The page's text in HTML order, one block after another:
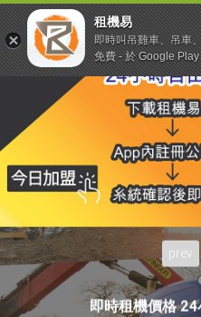
prev
即時租機價格
租機易
即時叫吊雞車、吊車
免費 - 於 Google